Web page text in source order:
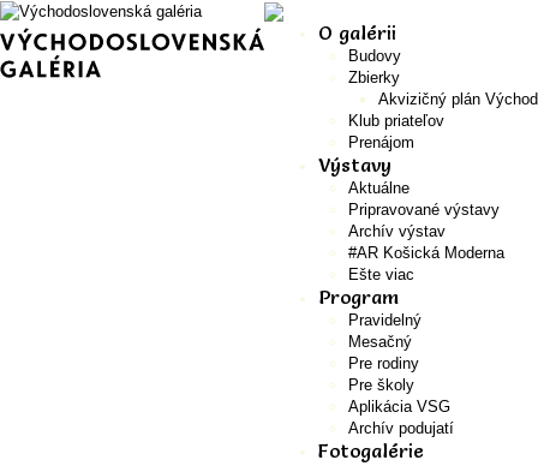
O galérii
Budovy
Zbierky
Akvizičný plán
Klub priateľov
Prenájom
Výstavy
Aktuálne
Pripravované výstavy
Archív výstav
#AR Košická Moderna
Ešte viac
Program
Pravidelný
Mesačný
Pre rodiny
Pre školy
Aplikácia VSG
Archív podujatí
Fotogalérie